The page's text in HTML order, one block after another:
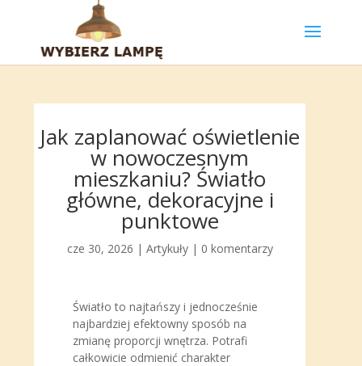
Jak zaplanować oświetlenie
w nowoczesnym
mieszkaniu? Światło
główne, dekoracyjne i
punktowe
cze 30, 2026 | Artykuły| 0 komentarzy
Światło to najtańszy i jednocześnie
najbardziej efektowny sposób na
zmianę proporcji wnętrza. Potrafi
całkowicie odmienić charakter